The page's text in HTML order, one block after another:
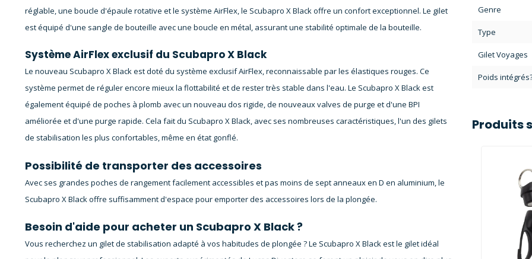
réglable, une boucle d'épaule rotative et le système AirFlex, le Scubapro X Black offre un confort exceptionnel. Le gilet
est équipé d'une sangle de bouteille avec une boucle en métal, assurant une stabilité optimale de la bouteille.
Système AirFlex exclusif du Scubapro X Black
Le nouveau Scubapro X Black est doté du système exclusif AirFlex, reconnaissable par les élastiques rouges. Ce
système permet de réguler encore mieux la flottabilité et de rester très stable dans l'eau. Le Scubapro X Black est
également équipé de poches à plomb avec un nouveau dos rigide, de nouveaux valves de purge et d'une BPI
améliorée et d'une purge rapide. Cela fait du Scubapro X Black, avec ses nombreuses caractéristiques, l'un des gilets
de stabilisation les plus confortables, même en état gonflé.
Possibilité de transporter des accessoires
Avec ses grandes poches de rangement facilement accessibles et pas moins de sept anneaux en D en aluminium, le
Scubapro X Black offre suffisamment d'espace pour emporter des accessoires lors de la plongée.
Besoin d'aide pour acheter un Scubapro X Black ?
Vous recherchez un gilet de stabilisation adapté à vos habitudes de plongée ? Le Scubapro X Black est le gilet idéal
Genre
Type
Gilet Voyages
Poids
Produits